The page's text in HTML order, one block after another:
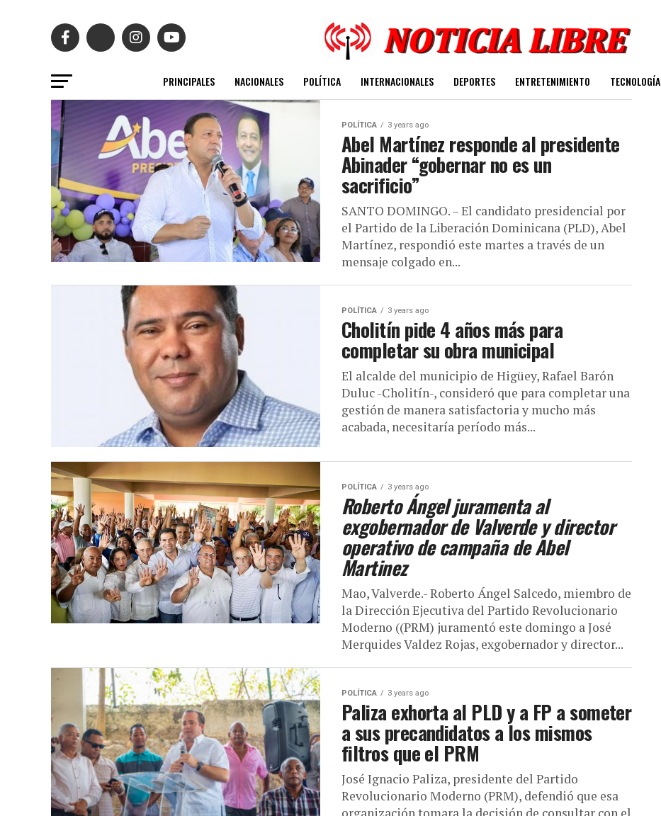
PRINCIPALES NACIONALES POLÍTICA INTERNACIONALES DEPORTES ENTRETENIMIENTO TECNOLOGÍA
POLÍTICA 3 years ago
Abel Martínez responde al presidente
Abinader “gobernar no es un
sacrificio”
SANTO DOMINGO. – El candidato presidencial por
el Partido de la Liberación Dominicana (PLD), Abel
Martínez, respondió este martes a través de un
mensaje colgado en...
POLÍTICA 3 years ago
Cholitín pide 4 años más para
completar su obra municipal
El alcalde del municipio de Higüey, Rafael Barón
Duluc -Cholitín-, consideró que para completar una
gestión de manera satisfactoria y mucho más
acabada, necesitaría período más...
POLÍTICA 3 years ago
Roberto Ángel juramenta al
exgobernador de Valverde y director
operativo de campaña de Abel
Martinez
Mao, Valverde.- Roberto Ángel Salcedo, miembro de
la Dirección Ejecutiva del Partido Revolucionario
Moderno ((PRM) juramentó este domingo a José
Merquides Valdez Rojas, exgobernador y director...
POLÍTICA 3 years ago
Paliza exhorta al PLD y a FP a someter
a sus precandidatos a los mismos
filtros que el PRM
José Ignacio Paliza, presidente del Partido
Revolucionario Moderno (PRM), defendió que esa